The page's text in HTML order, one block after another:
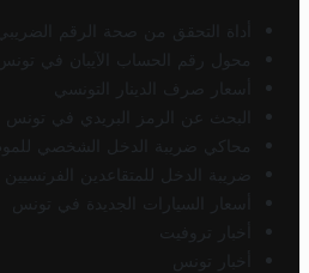
أداة التحقق من صحة الرقم
محول رقم الحساب الآيبان في تونس
أسعار صرف الدينار التونسي
البحث عن الرمز البريدي في تونس
محاكي ضريبة الدخل الشخصي
ضريبة الدخل للمتقاعدين
أسعار السيارات الجديدة في تونس
أخبار تروفيت
أخبار تونس